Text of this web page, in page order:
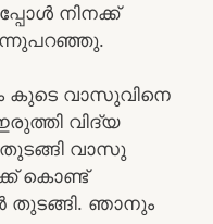
നിനക്ക്
കുടെ വാസുവിനെ
വിദ്യ
തുടങ്ങി വാസു
കൊണ്ട്
തുടങ്ങി. ഞാനും